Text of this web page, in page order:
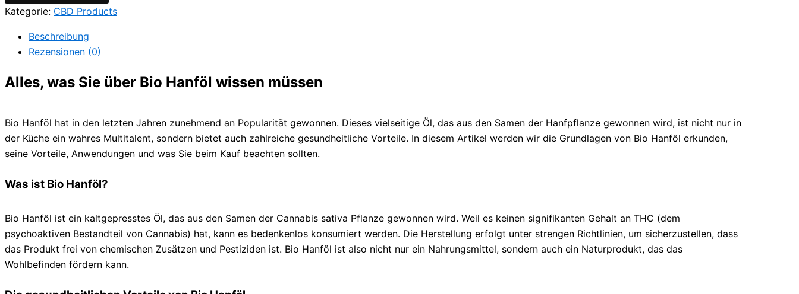
Kategorie: CBD Products
Beschreibung
Rezensionen (0)
Alles, was Sie über Bio Hanföl wissen müssen
Bio Hanföl hat in den letzten Jahren zunehmend an Popularität gewonnen. Dieses vielseitige Öl, das aus den Samen der Hanfpflanze gewonnen wird, ist nicht nur in
der Küche ein wahres Multitalent, sondern bietet auch zahlreiche gesundheitliche Vorteile. In diesem Artikel werden wir die Grundlagen von Bio Hanföl erkunden,
seine Vorteile, Anwendungen und was Sie beim Kauf beachten sollten.
Was ist Bio Hanföl?
Bio Hanföl ist ein kaltgepresstes Öl, das aus den Samen der Cannabis sativa Pflanze gewonnen wird. Weil es keinen signifikanten Gehalt an THC (dem
psychoaktiven Bestandteil von Cannabis) hat, kann es bedenkenlos konsumiert werden. Die Herstellung erfolgt unter strengen Richtlinien, um sicherzustellen, dass
das Produkt frei von chemischen Zusätzen und Pestiziden ist. Bio Hanföl ist also nicht nur ein Nahrungsmittel, sondern auch ein Naturprodukt, das das
Wohlbefinden fördern kann.